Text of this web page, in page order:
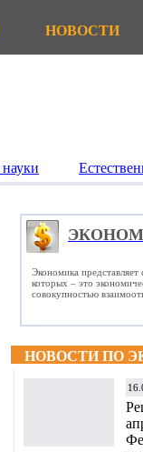
НОВОСТИ
Экономика
которых – это
совокупностью
НОВОСТИ ПО